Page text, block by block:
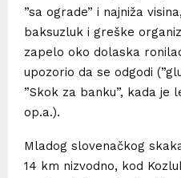
”sa ograde” i najniža
baksuzluk i greške
zapelo oko dolaska
upozorio da se odgodi
”Skok za banku”, kada je
op.a.).
Mladog slovenačkog
14 km nizvodno, kod